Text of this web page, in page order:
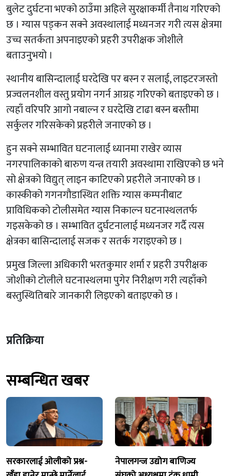
बुलेट दुर्घटना भएको ठाउँमा अहिले सुरक्षाकर्मी तैनाथ गरिएको
छ । ग्यास पड्कन सक्ने अवस्थालाई मध्यनजर गरी त्यस क्षेत्रमा
उच्च सतर्कता अपनाइएको प्रहरी उपरीक्षक जोशीले
बताउनुभयो ।
स्थानीय बासिन्दालाई घरदेखि पर बस्न र सलाई, लाइटरजस्तो
प्रज्वलनशील वस्तु प्रयोग नगर्न आग्रह गरिएको बताइएको छ ।
त्यहाँ वरिपरि आगो नबाल्न र घरदेखि टाढा बस्न बस्तीमा
सर्कुलर गरिसकेको प्रहरीले जनाएको छ ।
हुन सक्ने सम्भावित घटनालाई ध्यानमा राखेर व्यास
नगरपालिकाको बारुण यन्त्र तयारी अवस्थामा राखिएको छ भने
सो क्षेत्रको विद्युत् लाइन काटिएको प्रहरीले जनाएको छ ।
कास्कीको गगनगौडास्थित शक्ति ग्यास कम्पनीबाट
प्राविधिकको टोलीसमेत ग्यास निकाल्न घटनास्थलतर्फ
गइसकेको छ । सम्भावित दुर्घटनालाई मध्यनजर गर्दै त्यस
क्षेत्रका बासिन्दालाई सजक र सतर्क गराइएको छ ।
प्रमुख जिल्ला अधिकारी भरतकुमार शर्मा र प्रहरी उपरीक्षक
जोशीको टोलीले घटनास्थलमा पुगेर निरीक्षण गरी त्यहाँको
बस्तुस्थितिबारे जानकारी लिइएको बताइएको छ ।
प्रतिक्रिया
सम्बन्धित खबर
सरकारलाई ओलीको प्रश्न-
नेपालगन्ज उद्योग बाणिज्य